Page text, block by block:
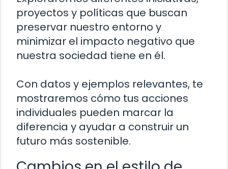
proyectos y políticas que buscan
preservar nuestro entorno y
minimizar el impacto negativo que
nuestra sociedad tiene en él.
Con datos y ejemplos relevantes, te
mostraremos cómo tus acciones
individuales pueden marcar la
diferencia y ayudar a construir un
futuro más sostenible.